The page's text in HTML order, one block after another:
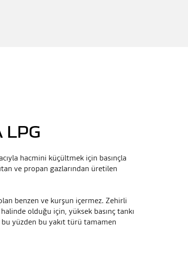
LPG
hacmini küçültmek için basınçla
ve propan gazlarından üretilen
benzen ve kurşun içermez. Zehirli
olduğu için, yüksek basınç tankı
yüzden bu yakıt türü tamamen